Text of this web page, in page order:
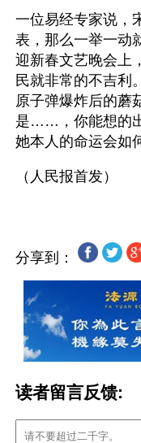
一位易经专家说，
表，那么一举一动
迎新春文艺晚会上
民就非常的不吉利
原子弹爆炸后的
是……，你能想的
她本人的命运会如
分享到：
读者留言反馈: